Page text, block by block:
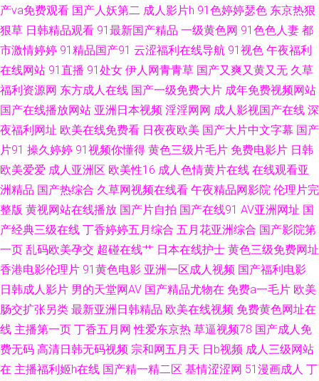
线 91性爱视频 wwwwww6区 97色亚洲 欧美在线cn 高清肏屄宅女 精品久久
草 四虎性爱欧美 wwwwww日本 草笔免费视频 免费的瑟瑟的网站 成人在线
AV色色 韩国伦理av 无码三级日韩 自拍第四页 91国产精品 国产精品白 欧美
性爱精品一区 91视频首页入口 日本少妇亚洲 另类欧美综合 日日爱影视 久草
视频一区 51午夜福利在线 91视频回放 激情色色无码 久久精点视频 自拍超碰
在线3 91大神最新地址 后入大屁股在线 日韩AV首 豆花视频九一免费 在线成
人福利av 久久精东传媒 91n新网址 在线电影av 超碰人妻人人上
产va免费观看 国产人妖第二 成人影片h 91色婷婷瑟色 东京热狠
狠草 日韩精品观看 91最新国产精品 一级黄色网 91色色人妻 都
市激情婷婷 91精品国产91 云涩福利在线导航 91视色 午夜福利
在线网站 91直播 91处女 伊人网青青草 国产又爽又黄又无 久草
福利资源网 东方成人在线 国产一级免费大片 成年免费视频网站
国产在线播放网站 亚洲日本视频 淫淫网网 成人影视国产在线 深
夜福利网址 欧美在线免费看 日夜夜欧美 国产大片中文字幕 国产
片91 操久婷婷 91视频你懂得 黄色三级片毛片 免费电影片 日韩
欧美爱爱 成人亚洲区 欧美性16 成人色情黄片在线 在线观看亚
洲精品 国产热综合 久草网视频在线看 午夜精品网影院 伦理片完
整版 黄视网站在线播放 国产片自拍 国产在线91 AV亚洲网址 国
产经典三级在线 丁香婷婷五月综合 五月花亚洲综合 国产影院第
一页 乱码欧美孕交 超碰在线艹 日本在线护士 黄色三级免费网址
香港电影伦理片 91黄色电影 亚洲一区成人视频 国产福利电影
日韩成人影片 男的天堂网AV 国产精品尤物在 免费a一毛片 欧美
肠交扩张另类 最新亚洲日韩精品 欧美在线视频 免费黄色网址在
线 主播第一页 丁香五月网 性爱东京热 草逼视频78 国产成人免
费无码 高清日韩无码视频 宗和网五月天 日b视频 成人三级网站
在 主播福利姬h在线 国产精一精二区 基情涩涩网 51漫画成人 丁